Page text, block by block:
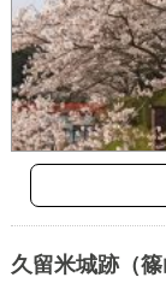
久留米城跡（